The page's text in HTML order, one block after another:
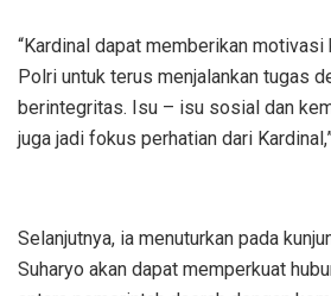
“Kardinal dapat memberikan
Polri untuk terus menjalankan tugas
berintegritas. Isu – isu sosial dan
juga jadi fokus perhatian dari
Selanjutnya, ia menuturkan pada
Suharyo akan dapat memperkuat